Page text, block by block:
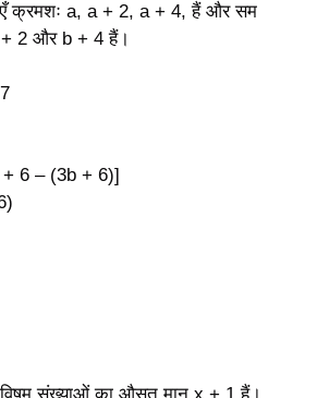
क्रमशः a, a + 2, a + 4, हैं और सम
2 और b + 4 हैं।
+ 6 – (3b + 6)]
संख्याओं का औसत मान x + 1 हैं।